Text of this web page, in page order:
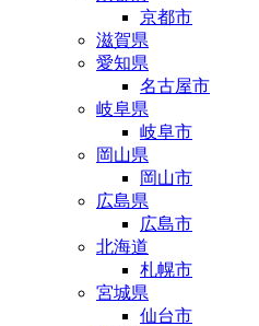
京都市
滋賀県
愛知県
名古屋市
岐阜県
岐阜市
岡山県
岡山市
広島県
広島市
北海道
札幌市
宮城県
仙台市